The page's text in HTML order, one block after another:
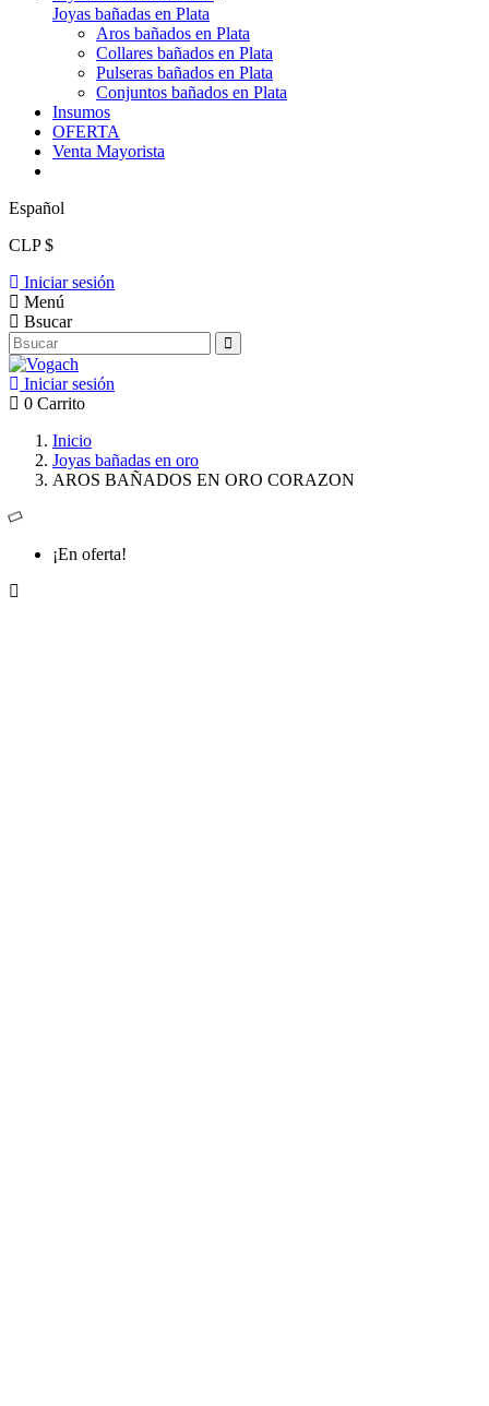
Joyas bañadas en Plata
Aros bañados en Plata
Collares bañados en Plata
Pulseras bañados en Plata
Conjuntos bañados en Plata
Insumos
OFERTA
Venta Mayorista
Español
CLP $
Iniciar sesión
Menú
Bsucar
Iniciar sesión
0 Carrito
Inicio
Joyas bañadas en oro
AROS BAÑADOS EN ORO CORAZON
¡En oferta!